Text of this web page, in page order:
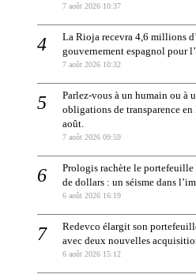
7 août 2026 10:37
La Rioja recevra 4,6 millions
gouvernement espagnol pour
7 août 2026 10:32
Parlez-vous à un humain ou à
obligations de transparence
août.
7 août 2026 09:59
Prologis rachète le
de dollars : un séisme dans
6 août 2026 16:19
Redevco élargit son
avec deux nouvelles
6 août 2026 15:12